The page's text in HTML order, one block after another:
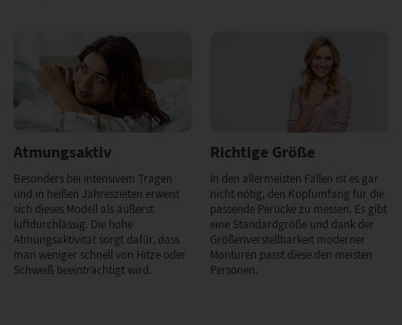
Atmungsaktiv
Besonders bei intensivem Tragen
und in heißen Jahreszeiten erweist
sich dieses Modell als äußerst
luftdurchlässig. Die hohe
Atmungsaktivität sorgt dafür, dass
man weniger schnell von Hitze oder
Schweiß beeinträchtigt wird.
Richtige Größe
In den allermeisten Fällen ist es gar
nicht nötig, den Kopfumfang für die
passende Perücke zu messen. Es gibt
eine Standardgröße und dank der
Größenverstellbarkeit moderner
Monturen passt diese den meisten
Personen.